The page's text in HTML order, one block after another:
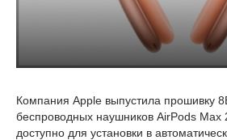
Компания Apple выпустила прошивку
беспроводных наушников AirPods
доступно для установки в